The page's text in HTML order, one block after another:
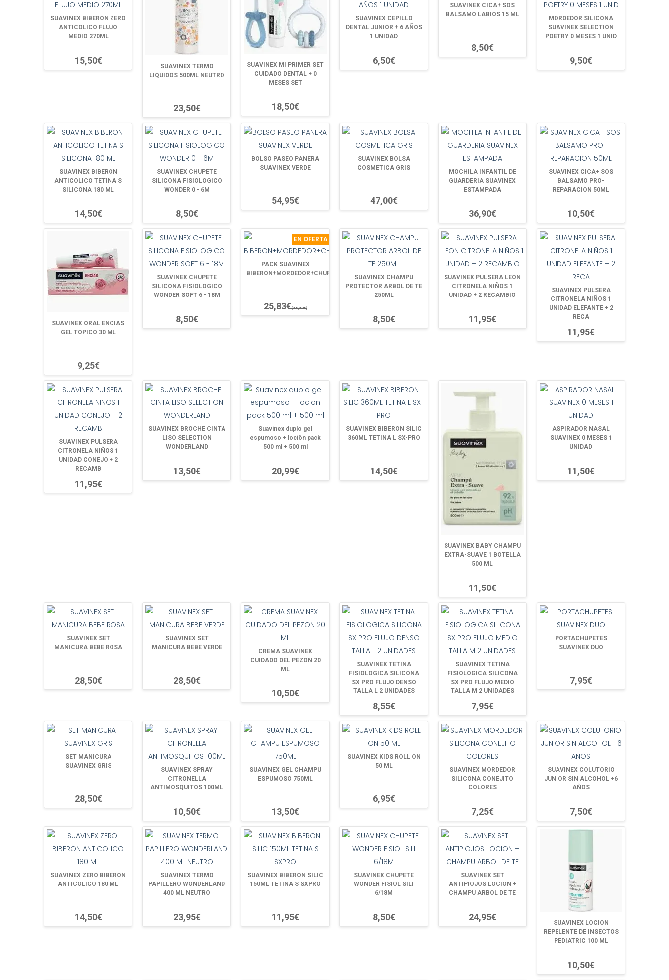
SUAVINEX BIBERON ZERO
ANTICOLICO FLUJO
MEDIO 270ML
15,50€
SUAVINEX TERMO
LIQUIDOS 500ML NEUTRO
23,50€
SUAVINEX MI PRIMER SET
CUIDADO DENTAL + 0
MESES SET
18,50€
SUAVINEX CEPILLO
DENTAL JUNIOR + 6 AÑOS
1 UNIDAD
6,50€
SUAVINEX CICA+ SOS
BALSAMO LABIOS 15 ML
8,50€
MORDEDOR SILICONA
SUAVINEX SELECTION
POETRY 0 MESES 1 UNID
9,50€
SUAVINEX BIBERON
ANTICOLICO TETINA S
SILICONA 180 ML
14,50€
SUAVINEX CHUPETE
SILICONA FISIOLOGICO
WONDER 0 - 6M
8,50€
BOLSO PASEO PANERA
SUAVINEX VERDE
54,95€
SUAVINEX BOLSA
COSMETICA GRIS
47,00€
MOCHILA INFANTIL DE
GUARDERIA SUAVINEX
ESTAMPADA
36,90€
SUAVINEX CICA+ SOS
BALSAMO PRO-
REPARACION 50ML
10,50€
SUAVINEX ORAL ENCIAS
GEL TOPICO 30 ML
9,25€
SUAVINEX CHUPETE
SILICONA FISIOLOGICO
WONDER SOFT 6 - 18M
8,50€
EN OFERTA
PACK SUAVINEX
BIBERON+MORDEDOR+CHUPETE+CADENA
25,83€(36,90€)
SUAVINEX CHAMPU
PROTECTOR ARBOL DE TE
250ML
8,50€
SUAVINEX PULSERA LEON
CITRONELA NIÑOS 1
UNIDAD + 2 RECAMBIO
11,95€
SUAVINEX PULSERA
CITRONELA NIÑOS 1
UNIDAD ELEFANTE + 2
RECA
11,95€
SUAVINEX PULSERA
CITRONELA NIÑOS 1
UNIDAD CONEJO + 2
RECAMB
11,95€
SUAVINEX BROCHE CINTA
LISO SELECTION
WONDERLAND
13,50€
Suavinex duplo gel
espumoso + lociön pack
500 ml + 500 ml
20,99€
SUAVINEX BIBERON SILIC
360ML TETINA L SX-PRO
14,50€
SUAVINEX BABY CHAMPU
EXTRA-SUAVE 1 BOTELLA
500 ML
11,50€
ASPIRADOR NASAL
SUAVINEX 0 MESES 1
UNIDAD
11,50€
SUAVINEX SET
MANICURA BEBE ROSA
28,50€
SUAVINEX SET
MANICURA BEBE VERDE
28,50€
CREMA SUAVINEX
CUIDADO DEL PEZON 20
ML
10,50€
SUAVINEX TETINA
FISIOLOGICA SILICONA
SX PRO FLUJO DENSO
TALLA L 2 UNIDADES
8,55€
SUAVINEX TETINA
FISIOLOGICA SILICONA
SX PRO FLUJO MEDIO
TALLA M 2 UNIDADES
7,95€
PORTACHUPETES
SUAVINEX DUO
7,95€
SET MANICURA
SUAVINEX GRIS
28,50€
SUAVINEX SPRAY
CITRONELLA
ANTIMOSQUITOS 100ML
10,50€
SUAVINEX GEL CHAMPU
ESPUMOSO 750ML
13,50€
SUAVINEX KIDS ROLL ON
50 ML
6,95€
SUAVINEX MORDEDOR
SILICONA CONEJITO
COLORES
7,25€
SUAVINEX COLUTORIO
JUNIOR SIN ALCOHOL +6
AÑOS
7,50€
SUAVINEX ZERO BIBERON
ANTICOLICO 180 ML
14,50€
SUAVINEX TERMO
PAPILLERO WONDERLAND
400 ML NEUTRO
23,95€
SUAVINEX BIBERON SILIC
150ML TETINA S SXPRO
11,95€
SUAVINEX CHUPETE
WONDER FISIOL SILI
6/18M
8,50€
SUAVINEX SET
ANTIPIOJOS LOCION +
CHAMPU ARBOL DE TE
24,95€
SUAVINEX LOCION
REPELENTE DE INSECTOS
PEDIATRIC 100 ML
10,50€